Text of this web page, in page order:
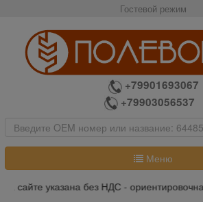
Гостевой режим
+79901693067
+79903056537
Меню
сайте указана без НДС -